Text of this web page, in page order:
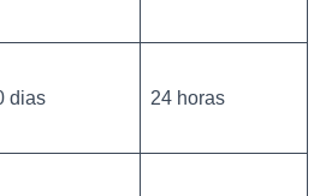
dias 24 horas